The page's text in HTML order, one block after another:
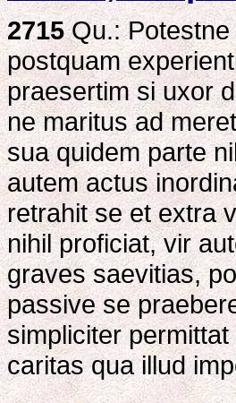
2715Qu.: Potestne
postquam
praesertim si uxor
ne maritus ad
sua quidem parte
autem actus
retrahit se et extra
nihil proficiat, vir
graves saevitias,
passive se
simpliciter
caritas qua illud